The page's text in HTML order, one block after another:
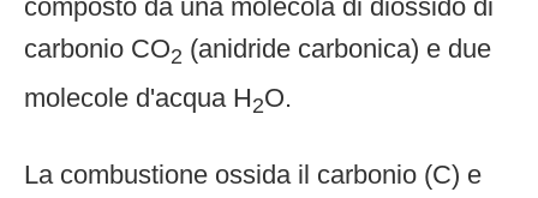
composto da una molecola di diossido di
carbonio CO2 (anidride carbonica) e due
molecole d'acqua H2O.
La combustione ossida il carbonio (C) e